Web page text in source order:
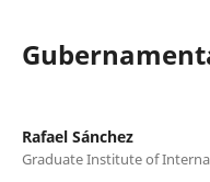
Rafael Sánchez
Graduate Institute of